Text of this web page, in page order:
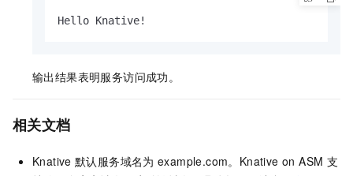
Hello Knative!
输出结果表明服务访问成功。
相关文档
Knative 默认服务域名为 example.com。Knative on ASM 支